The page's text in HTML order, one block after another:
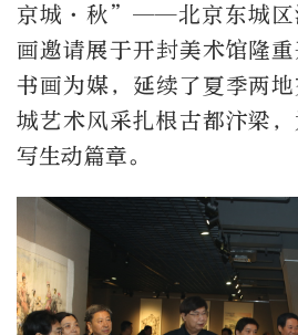
京城·秋”——北京东城区
画邀请展于开封美术馆隆
书画为媒，延续了夏季两
城艺术风采扎根古都汴梁
写生动篇章。